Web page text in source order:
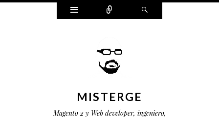
Widgets Connect
MISTERGE
Magento 2 y Web developer, ingeniero,